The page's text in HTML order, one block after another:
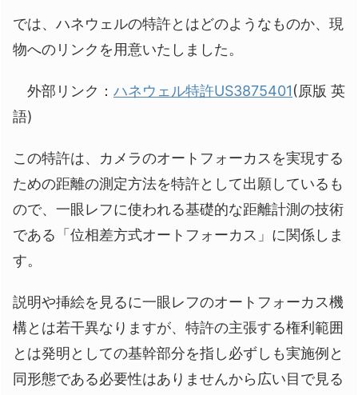
では、ハネウェルの特許とはどのようなものか、現
物へのリンクを用意いたしました。
外部リンク： ハネウェル特許US3875401(原版 英
語)
この特許は、カメラのオートフォーカスを実現する
ための距離の測定方法を特許として出願しているも
ので、一眼レフに使われる基礎的な距離計測の技術
である「位相差方式オートフォーカス」に関係しま
す。
説明や挿絵を見るに一眼レフのオートフォーカス機
構とは若干異なりますが、特許の主張する権利範囲
とは発明としての基幹部分を指し必ずしも実施例と
同形態である必要性はありませんから広い目で見る